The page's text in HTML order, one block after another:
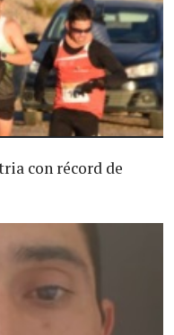
con récord de